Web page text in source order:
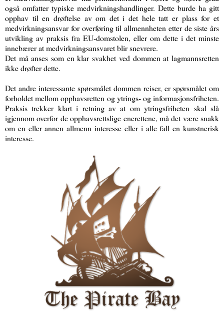
også omfatter typiske medvirkningshandlinger. Dette burde ha gitt
opphav til en drøftelse av om det i det hele tatt er plass for et
medvirkningsansvar for overføring til allmennheten etter de siste års
utvikling av praksis fra EU-domstolen, eller om dette i det minste
innebærer at medvirkningsansvaret blir snevrere.
Det må anses som en klar svakhet ved dommen at lagmannsretten
ikke drøfter dette.
Det andre interessante spørsmålet dommen reiser, er spørsmålet om
forholdet mellom opphavsretten og ytrings- og informasjonsfriheten.
Praksis trekker klart i retning av at om ytringsfriheten skal slå
igjennom overfor de opphavsrettslige enerettene, må det være snakk
om en eller annen allmenn interesse eller i alle fall en kunstnerisk
interesse.